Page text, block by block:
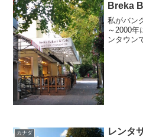
Breka
私がバン
～2000年
ンタウン
カナダ
レンタ